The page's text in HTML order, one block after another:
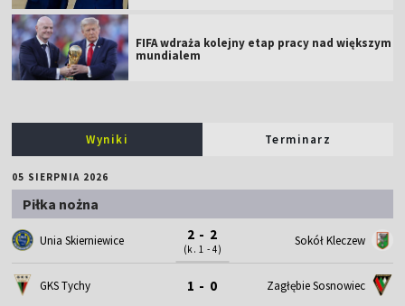
FIFA wdraża kolejny etap pracy nad większym
mundialem
Wyniki Terminarz
05 SIERPNIA 2026
Piłka nożna
Unia Skierniewice 2 - 2
(k. 1 - 4)
Sokół Kleczew
GKS Tychy 1 - 0 Zagłębie Sosnowiec